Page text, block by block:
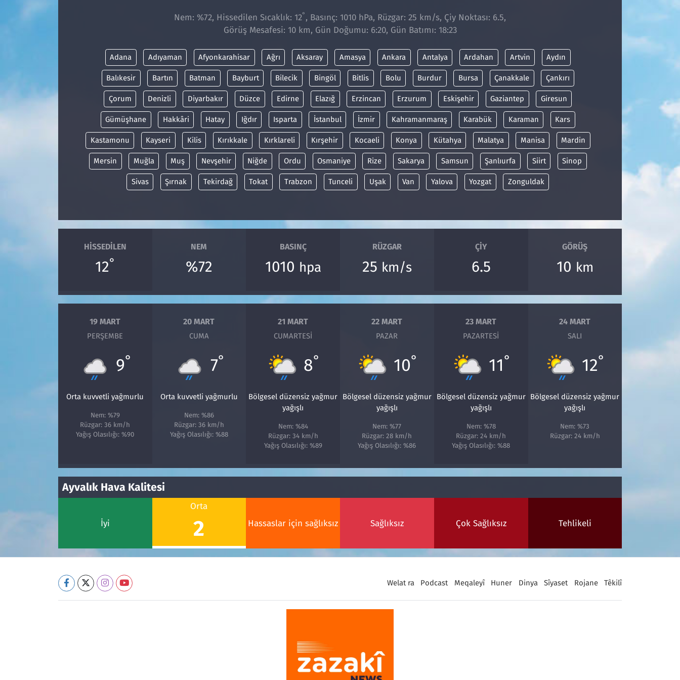
Nem: %72, Hissedilen Sıcaklık: 12° , Basınç: 1010 hPa, Rüzgar: 25 km/s, Çiy Noktası: 6.5,
Görüş Mesafesi: 10 km, Gün Doğumu: 6:20, Gün Batımı: 18:23
Adana Adıyaman Afyonkarahisar Ağrı Aksaray Amasya Ankara Antalya Ardahan Artvin Aydın
Balıkesir Bartın Batman Bayburt Bilecik Bingöl Bitlis Bolu Burdur Bursa Çanakkale Çankırı
Çorum Denizli Diyarbakır Düzce Edirne Elazığ Erzincan Erzurum Eskişehir Gaziantep Giresun
Gümüşhane Hakkâri Hatay Iğdır Isparta İstanbul İzmir Kahramanmaraş Karabük Karaman Kars
Kastamonu Kayseri Kilis Kırıkkale Kırklareli Kırşehir Kocaeli Konya Kütahya Malatya Manisa Mardin
Mersin Muğla Muş Nevşehir Niğde Ordu Osmaniye Rize Sakarya Samsun Şanlıurfa Siirt Sinop
Sivas Şırnak Tekirdağ Tokat Trabzon Tunceli Uşak Van Yalova Yozgat Zonguldak
HISSEDILEN
12°
NEM
%72
BASINÇ
1010 hpa
RÜZGAR
25 km/s
ÇIY
6.5
GÖRÜŞ
10 km
19 MART
PERŞEMBE
9°
Orta kuvvetli yağmurlu
Nem: %79
Rüzgar: 36 km/h
Yağış Olasılığı: %90
20 MART
CUMA
7°
Orta kuvvetli yağmurlu
Nem: %86
Rüzgar: 36 km/h
Yağış Olasılığı: %88
21 MART
CUMARTESI
8°
Bölgesel düzensiz yağmur
yağışlı
Nem: %84
Rüzgar: 34 km/h
Yağış Olasılığı: %89
22 MART
PAZAR
10°
Bölgesel düzensiz yağmur
yağışlı
Nem: %77
Rüzgar: 28 km/h
Yağış Olasılığı: %86
23 MART
PAZARTESI
11°
Bölgesel düzensiz yağmur
yağışlı
Nem: %78
Rüzgar: 24 km/h
Yağış Olasılığı: %88
24 MART
SALI
12°
Bölgesel düzensiz yağmur
yağışlı
Nem: %73
Rüzgar: 24 km/h
Ayvalık Hava Kalitesi
İyi
Orta
2 Hassaslar için sağlıksız Sağlıksız Çok Sağlıksız Tehlikeli
Welat ra Podcast Meqaleyî Huner Dinya Sîyaset Rojane Têkilî